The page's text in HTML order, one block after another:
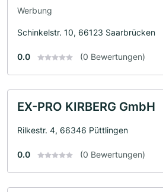
Werbung
Schinkelstr. 10, 66123 Saarbrücken
0.0 (0 Bewertungen)
EX-PRO KIRBERG GmbH
Rilkestr. 4, 66346 Püttlingen
0.0 (0 Bewertungen)